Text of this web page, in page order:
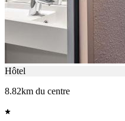
Hôtel
8.82km du centre